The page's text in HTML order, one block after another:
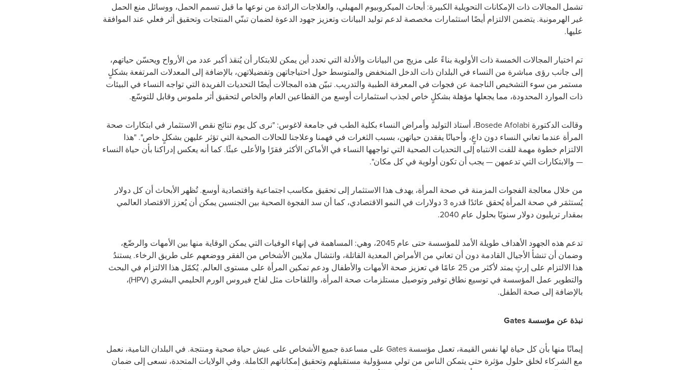
تشمل المجالات ذات الإمكانات التحويلية الكبيرة: أبحاث الميكروبيوم المهبلي، والعلاجات الرائدة من نوعها ما قبل تسمم الحمل، ووسائل منع الحمل
غير الهرمونية. يتضمن الالتزام أيضًا استثمارات مخصصة لدعم توليد البيانات وتعزيز جهود الدعوة لضمان تبنّي المنتجات وتحقيق أثر فعلي عند الموافقة
عليها.
تم اختيار المجالات الخمسة ذات الأولوية بناءً على مزيج من البيانات والأدلة التي تحدد أين يمكن للابتكار أن يُنقذ أكبر عدد من الأرواح ويحسّن حياتهم،
إلى جانب رؤى مباشرة من النساء في البلدان ذات الدخل المنخفض والمتوسط حول احتياجاتهن وتفضيلاتهن، بالإضافة إلى المعدلات المرتفعة بشكلٍ
مستمر من سوء التشخيص الناجمة عن فجوات في المعرفة الطبية والتدريب. تبيّن هذه المجالات أيضًا التحديات الفريدة التي تواجه النساء في البيئات
ذات الموارد المحدودة، مما يجعلها مؤهلة بشكلٍ خاص لجذب استثمارات أوسع من القطاعين العام والخاص لتحقيق أثر ملموس وقابل للتوسّع.
وقالت الدكتورة Bosede Afolabi، أستاذ التوليد وأمراض النساء بكلية الطب في جامعة لاغوس: "نرى كل يوم نتائج نقص الاستثمار في ابتكارات صحة
المرأة عندما تعاني النساء دون داعٍ، وأحيانًا يفقدن حياتهن، بسبب الثغرات في فهمنا وعلاجنا للحالات الصحية التي تؤثر عليهن بشكلٍ خاص". "هذا
الالتزام خطوة مهمة للفت الانتباه إلى التحديات الصحية التي تواجهها النساء في الأماكن الأكثر فقرًا والأعلى عبئًا. كما أنه يعكس إدراكنا بأن حياة النساء
— والابتكارات التي تدعمهن — يجب أن تكون أولوية في كل مكان".
من خلال معالجة الفجوات المزمنة في صحة المرأة، يهدف هذا الاستثمار إلى تحقيق مكاسب اجتماعية واقتصادية أوسع. تُظهر الأبحاث أن كل دولار
يُستثمَر في صحة المرأة يُحقق عائدًا قدره 3 دولارات في النمو الاقتصادي، كما أن سد الفجوة الصحية بين الجنسين يمكن أن يُعزز الاقتصاد العالمي
بمقدار تريليون دولار سنويًا بحلول عام 2040.
تدعم هذه الجهود الأهداف طويلة الأمد للمؤسسة حتى عام 2045، وهي: المساهمة في إنهاء الوفيات التي يمكن الوقاية منها بين الأمهات والرضّع،
وضمان أن تنشأ الأجيال القادمة دون أن تعاني من الأمراض المعدية القاتلة، وانتشال ملايين الأشخاص من الفقر ووضعهم على طريق الرخاء. يستندُ
هذا الالتزام على إرثٍ يمتد لأكثر من 25 عامًا في تعزيز صحة الأمهات والأطفال ودعم تمكين المرأة على مستوى العالم. يُكمّل هذا الالتزام في البحث
والتطوير عمل المؤسسة في توسيع نطاق توفير وتوصيل مستلزمات صحة المرأة، واللقاحات مثل لقاح فيروس الورم الحليمي البشري (HPV)،
بالإضافة إلى صحة الطفل.
نبذة عن مؤسسة Gates
إيمانًا منها بأن كل حياة لها نفس القيمة، تعمل مؤسسةGates على مساعدة جميع الأشخاص على عيش حياة صحية ومنتجة. في البلدان النامية، نعمل
مع الشركاء لخلق حلول مؤثرة حتى يتمكن الناس من تولي مسؤولية مستقبلهم وتحقيق إمكاناتهم الكاملة. وفي الولايات المتحدة، نسعى إلى ضمان